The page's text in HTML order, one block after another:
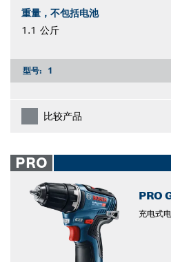
重量，不包括电池
1.1 公斤
型号: 1
比较产品
PRO
PRO
充电式